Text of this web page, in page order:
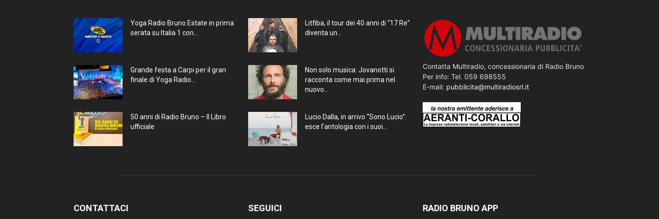
Yoga Radio Bruno Estate in prima
serata su Italia 1 con...
Grande festa a Carpi per il gran
finale di Yoga Radio...
50 anni di Radio Bruno – Il Libro
ufficiale
Litfiba, il tour dei 40 anni di “17 Re”
diventa un...
Non solo musica: Jovanotti si
racconta come mai prima nel
nuovo...
Lucio Dalla, in arrivo “Sono Lucio”:
esce l’antologia con i suoi...
Contatta Multiradio, concessionaria di Radio Bruno
Per info: Tel. 059 698555
E-mail: pubblicita@multiradiosrl.it
CONTATTACI SEGUICI RADIO BRUNO APP